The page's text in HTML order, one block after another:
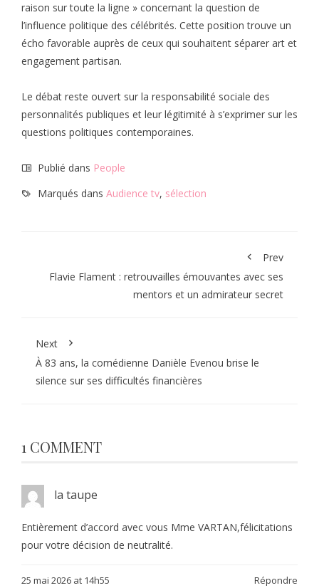
raison sur toute la ligne » concernant la question de
l’influence politique des célébrités. Cette position trouve un
écho favorable auprès de ceux qui souhaitent séparer art et
engagement partisan.
Le débat reste ouvert sur la responsabilité sociale des
personnalités publiques et leur légitimité à s’exprimer sur les
questions politiques contemporaines.
Publié dans People
Marqués dans Audience tv, sélection
Prev
Flavie Flament : retrouvailles émouvantes avec ses
mentors et un admirateur secret
Next
À 83 ans, la comédienne Danièle Evenou brise le
silence sur ses difficultés financières
1 COMMENT
la taupe
Entièrement d’accord avec vous Mme VARTAN,félicitations
pour votre décision de neutralité.
25 mai 2026 at 14h55 Répondre